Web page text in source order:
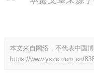
本文来自网络，不代表中国
https://www.yszc.com.cn/